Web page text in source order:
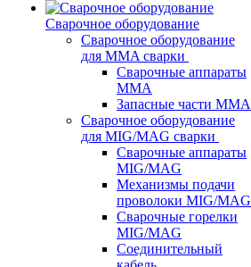
Сварочное оборудование
Сварочное оборудование
для MMA сварки
Сварочные аппараты
MMA
Запасные части MMA
Сварочное оборудование
для MIG/MAG сварки
Сварочные аппараты
MIG/MAG
Механизмы подачи
проволоки MIG/MAG
Сварочные горелки
MIG/MAG
Соединительный